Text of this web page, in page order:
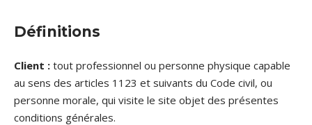
Définitions
Client : tout professionnel ou personne physique capable
au sens des articles 1123 et suivants du Code civil, ou
personne morale, qui visite le site objet des présentes
conditions générales.